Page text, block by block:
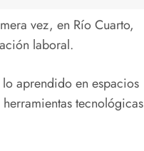
vez, en Río Cuarto,
laboral.
aprendido en espacios
tecnológicas